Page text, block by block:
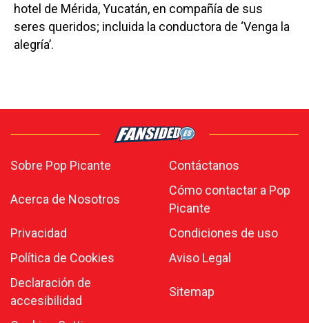
hotel de Mérida, Yucatán, en compañía de sus
seres queridos; incluida la conductora de ‘Venga la
alegría’.
Sobre Pop Picante Contáctanos
Acerca de Nosotros
Cómo contactar a Pop
Picante
Privacidad
Condiciones de uso
Política de Cookies
Aviso Legal
Declaración de
accesibilidad
Sitemap